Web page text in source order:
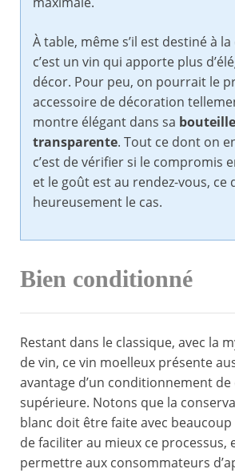
À table, même s’il est destiné à
c’est un vin qui apporte plus
décor. Pour peu, on pourrait le
accessoire de décoration
montre élégant dans sa bouteille
transparente. Tout ce dont on
c’est de vérifier si le compromis
et le goût est au rendez-vous, ce
heureusement le cas.
Bien conditionné
Restant dans le classique, avec la
de vin, ce vin moelleux présente
avantage d’un conditionnement
supérieure. Notons que la
blanc doit être faite avec
de faciliter au mieux ce
permettre aux consommateurs